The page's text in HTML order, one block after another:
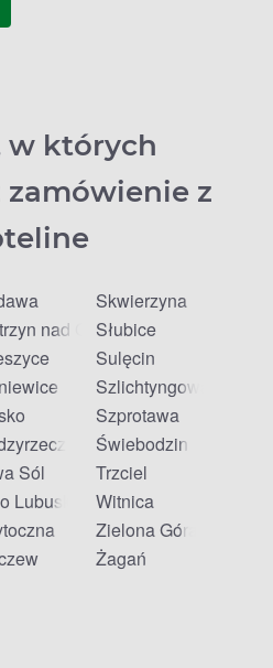
w których
zamówienie z
nad Odrą
Sól
Lubuskie
Skwierzyna
Słubice
Sulęcin
Szlichtyngowa
Szprotawa
Świebodzin
Trzciel
Witnica
Zielona Góra
Żagań